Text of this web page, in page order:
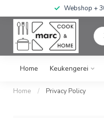
Webshop +
Home Keukengerei
Home / Privacy Policy